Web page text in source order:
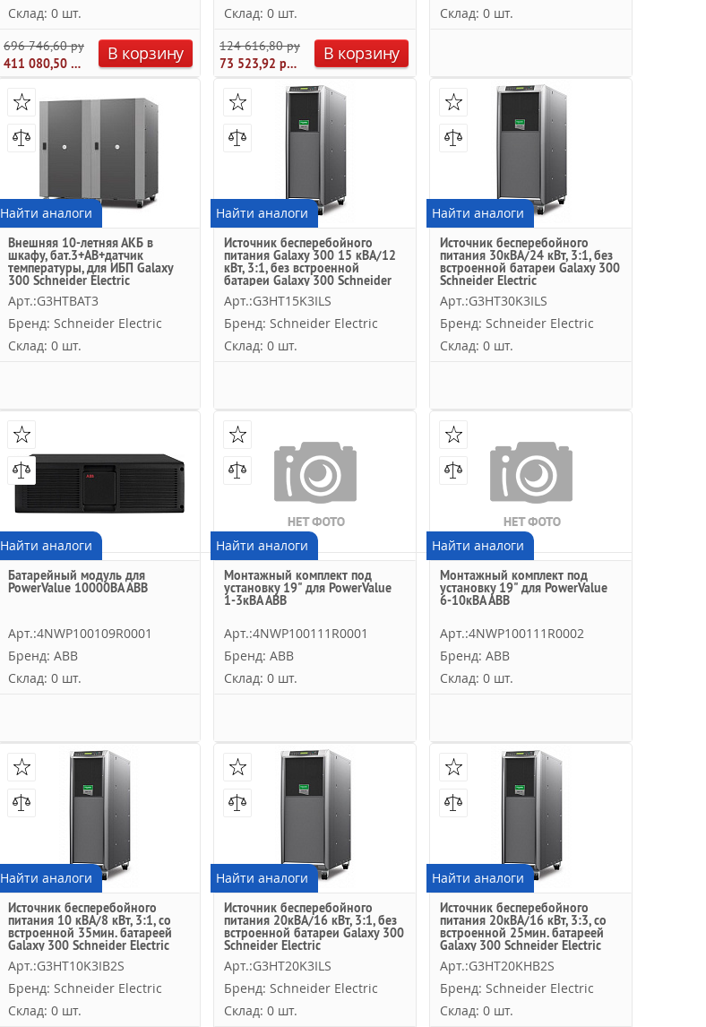
Склад: 0 шт.
696 746,60 руб.
411 080,50 руб.
В корзину
Склад: 0 шт.
124 616,80 руб.
73 523,92 руб.
В корзину
Склад: 0 шт.
Найти аналоги
Внешняя 10-летняя АКБ в
шкафу, бат.3+АВ+датчик
температуры, для ИБП Galaxy
300 Schneider Electric
Арт.:G3HTBAT3
Бренд: Schneider Electric
Склад: 0 шт.
Найти аналоги
Источник бесперебойного
питания Galaxy 300 15 кВА/12
кВт, 3:1, без встроенной
батареи Galaxy 300 Schneider
Electric
Арт.:G3HT15K3ILS
Бренд: Schneider Electric
Склад: 0 шт.
Найти аналоги
Источник бесперебойного
питания 30кВА/24 кВт, 3:1, без
встроенной батареи Galaxy 300
Schneider Electric
Арт.:G3HT30K3ILS
Бренд: Schneider Electric
Склад: 0 шт.
Найти аналоги
Батарейный модуль для
PowerValue 10000ВА АВВ
Арт.:4NWP100109R0001
Бренд: ABB
Склад: 0 шт.
Найти аналоги
Монтажный комплект под
установку 19" для PowerValue
1-3кВА АВВ
Арт.:4NWP100111R0001
Бренд: ABB
Склад: 0 шт.
Найти аналоги
Монтажный комплект под
установку 19" для PowerValue
6-10кВА АВВ
Арт.:4NWP100111R0002
Бренд: ABB
Склад: 0 шт.
Найти аналоги
Источник бесперебойного
питания 10 кВА/8 кВт, 3:1, со
встроенной 35мин. батареей
Galaxy 300 Schneider Electric
Арт.:G3HT10K3IB2S
Бренд: Schneider Electric
Склад: 0 шт.
Найти аналоги
Источник бесперебойного
питания 20кВА/16 кВт, 3:1, без
встроенной батареи Galaxy 300
Schneider Electric
Арт.:G3HT20K3ILS
Бренд: Schneider Electric
Склад: 0 шт.
Найти аналоги
Источник бесперебойного
питания 20кВА/16 кВт, 3:3, со
встроенной 25мин. батареей
Galaxy 300 Schneider Electric
Арт.:G3HT20KHB2S
Бренд: Schneider Electric
Склад: 0 шт.